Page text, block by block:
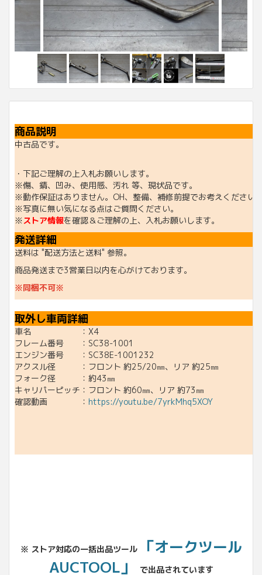
商品説明
中古品です。
・下記ご理解の上入札お願いします。
※傷、錆、凹み、使用感、汚れ 等、現状品です。
※動作保証はありません。OH、整備、補修前提でお考えください
※写真に無い気になる点はご質問ください。
※ストア情報を確認＆ご理解の上、入札お願いします。
発送詳細
送料は "配送方法と送料" 参照。
商品発送まで3営業日以内を心がけております。
※同梱不可※
取外し車両詳細
車名 ：X4
フレーム番号 ：SC38-1001
エンジン番号 ：SC38E-1001232
アクスル径 ：フロント 約25/20㎜、リア 約25㎜
フォーク径 ：約43㎜
キャリパーピッチ：フロント 約60㎜、リア 約73㎜
確認動画 ： https://youtu.be/7yrkMhq5XOY
※ ストア対応の一括出品ツール
「オークツール
AUCTOOL」
で出品されています